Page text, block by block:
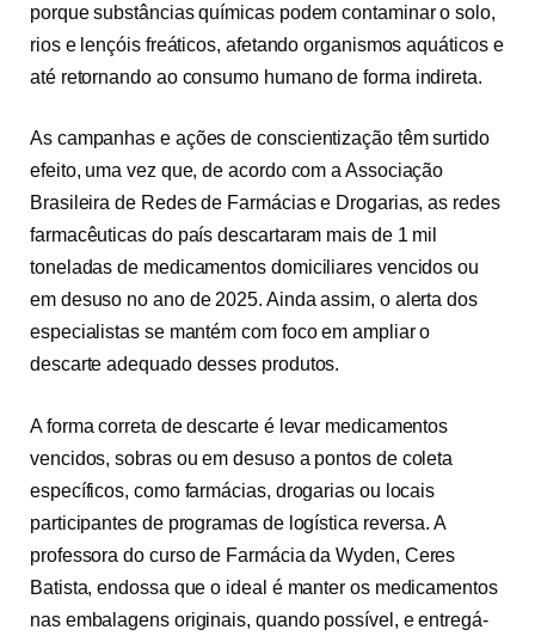
porque substâncias químicas podem contaminar o solo,
rios e lençóis freáticos, afetando organismos aquáticos e
até retornando ao consumo humano de forma indireta.
As campanhas e ações de conscientização têm surtido
efeito, uma vez que, de acordo com a Associação
Brasileira de Redes de Farmácias e Drogarias, as redes
farmacêuticas do país descartaram mais de 1 mil
toneladas de medicamentos domiciliares vencidos ou
em desuso no ano de 2025. Ainda assim, o alerta dos
especialistas se mantém com foco em ampliar o
descarte adequado desses produtos.
A forma correta de descarte é levar medicamentos
vencidos, sobras ou em desuso a pontos de coleta
específicos, como farmácias, drogarias ou locais
participantes de programas de logística reversa. A
professora do curso de FarmáciadaWyden, Ceres
Batista, endossa que o ideal é manter os medicamentos
nas embalagens originais, quando possível, e entregá-